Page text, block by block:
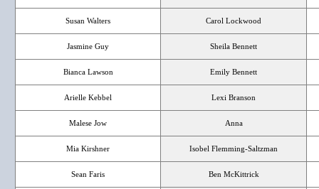
Susan Walters Carol Lockwood
Jasmine Guy Sheila Bennett
Bianca Lawson Emily Bennett
Arielle Kebbel Lexi Branson
Malese Jow Anna
Mia Kirshner Isobel Flemming-Saltzman
Sean Faris Ben McKittrick